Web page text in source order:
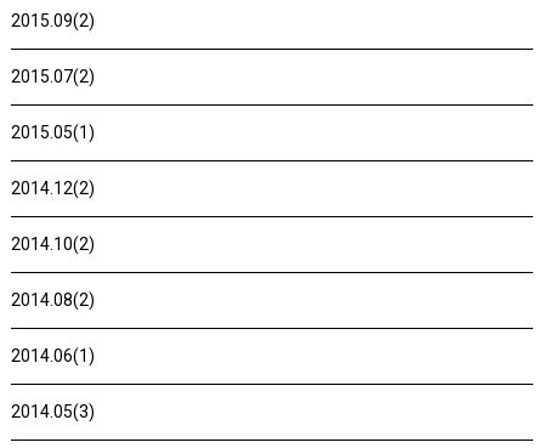
2015.09(2)
2015.07(2)
2015.05(1)
2014.12(2)
2014.10(2)
2014.08(2)
2014.06(1)
2014.05(3)